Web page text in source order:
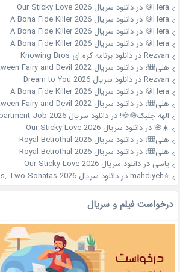
Hera🍪 دردانلود سریال Our Sticky Love 2026
Hera🍪
دردانلود سریال A Bona Fide Killer 2026
Hera🍪
دردانلود سریال A Bona Fide Killer 2026
Hera🍪
دردانلود سریال A Bona Fide Killer 2026
Rezvanدردانلود برنامه کره ای Knowing Bros
هلی🎒؛ دردانلود سریال Love Between Fairy and Devil 2022
Rezvanدردانلود سریال Dream to You 2026
Hera🍪
دردانلود سریال A Bona Fide Killer 2026
هلی🎒؛ دردانلود سریال Love Between Fairy and Devil 2022
الهه جلبک🪖🍪!
دردانلود سریال The Apartment Job 2026
☀️🌸دردانلود سریال Our Sticky Love 2026
هلی🎒؛ دردانلود سریال Royal Betrothal 2026
هلی🎒؛ دردانلود سریال Royal Betrothal 2026
یاسی دردانلود سریال Our Sticky Love 2026
⭐mahdiyeh
دردانلود سریال Four Hands, Two Sonatas 2026
درخواست فیلم و سریال